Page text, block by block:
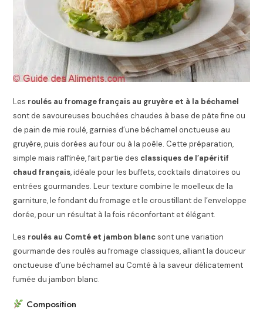
Les roulés au fromage français au gruyère et à la béchamel
sont de savoureuses bouchées chaudes à base de pâte fine ou
de pain de mie roulé, garnies d’une béchamel onctueuse au
gruyère, puis dorées au four ou à la poêle. Cette préparation,
simple mais raffinée, fait partie des classiques de l’apéritif
chaud français, idéale pour les buffets, cocktails dinatoires ou
entrées gourmandes. Leur texture combine le moelleux de la
garniture, le fondant du fromage et le croustillant de l’enveloppe
dorée, pour un résultat à la fois réconfortant et élégant.
Les roulés au Comté et jambon blancsont une variation
gourmande des roulés au fromage classiques, alliant la douceur
onctueuse d’une béchamel au Comté à la saveur délicatement
fumée du jambon blanc.
Composition